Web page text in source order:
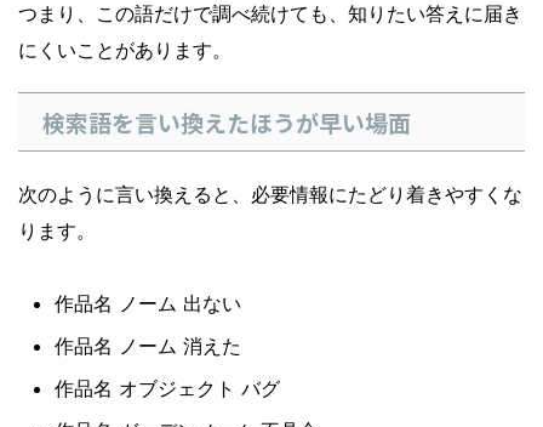
つまり、この語だけで調べ続けても、知りたい答えに届き
にくいことがあります。
検索語を言い換えたほうが早い場面
次のように言い換えると、必要情報にたどり着きやすくな
ります。
作品名 ノーム 出ない
作品名 ノーム 消えた
作品名 オブジェクト バグ